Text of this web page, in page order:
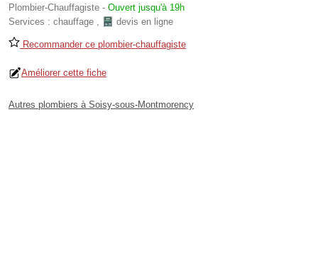
Plombier-Chauffagiste - Ouvert jusqu'à 19h
Services : chauffage , devis en ligne
Recommander ce plombier-chauffagiste
Améliorer cette fiche
Autres plombiers à Soisy-sous-Montmorency